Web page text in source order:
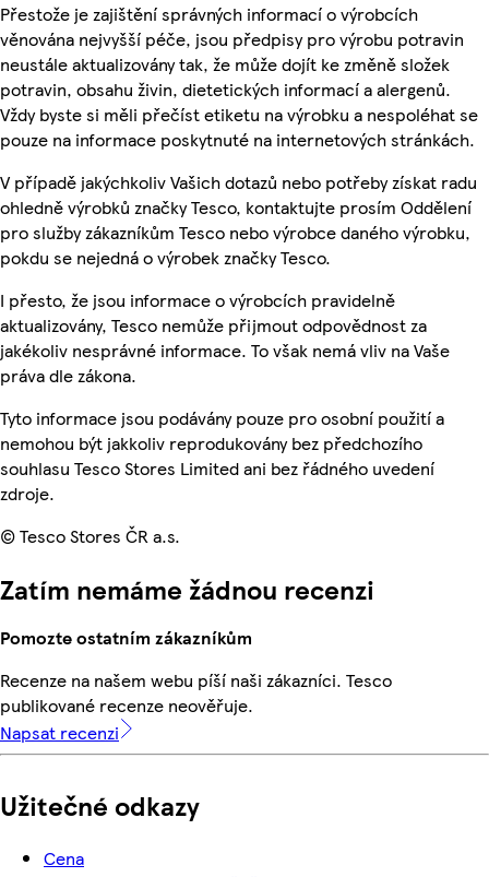
Přestože je zajištění správných informací o výrobcích
věnována nejvyšší péče, jsou předpisy pro výrobu potravin
neustále aktualizovány tak, že může dojít ke změně složek
potravin, obsahu živin, dietetických informací a alergenů.
Vždy byste si měli přečíst etiketu na výrobku a nespoléhat se
pouze na informace poskytnuté na internetových stránkách.
V případě jakýchkoliv Vašich dotazů nebo potřeby získat radu
ohledně výrobků značky Tesco, kontaktujte prosím Oddělení
pro služby zákazníkům Tesco nebo výrobce daného výrobku,
pokdu se nejedná o výrobek značky Tesco.
I přesto, že jsou informace o výrobcích pravidelně
aktualizovány, Tesco nemůže přijmout odpovědnost za
jakékoliv nesprávné informace. To však nemá vliv na Vaše
práva dle zákona.
Tyto informace jsou podávány pouze pro osobní použití a
nemohou být jakkoliv reprodukovány bez předchozího
souhlasu Tesco Stores Limited ani bez řádného uvedení
zdroje.
© Tesco Stores ČR a.s.
Zatím nemáme žádnou recenzi
Pomozte ostatním zákazníkům
Recenze na našem webu píší naši zákazníci. Tesco
publikované recenze neověřuje.
Napsat recenzi
Užitečné odkazy
Cena